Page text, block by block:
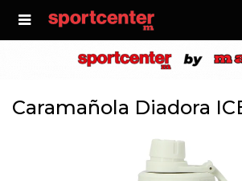

Caramañola Diadora